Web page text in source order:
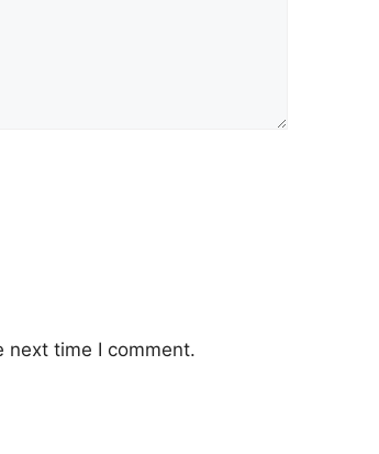
next time I comment.